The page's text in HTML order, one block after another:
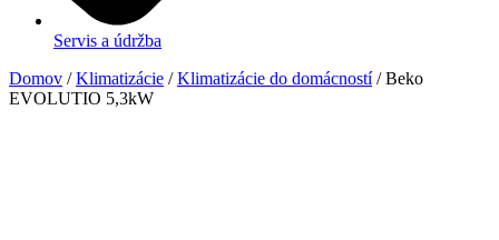
Servis a údržba
Domov /Klimatizácie /Klimatizácie do domácností/ Beko
EVOLUTIO 5,3kW